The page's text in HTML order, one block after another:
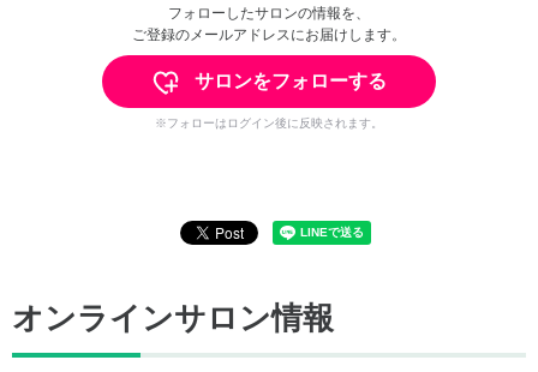
フォローしたサロンの情報を、
ご登録のメールアドレスにお届けします。
サロンをフォローする
※フォローはログイン後に反映されます。
オンラインサロン情報